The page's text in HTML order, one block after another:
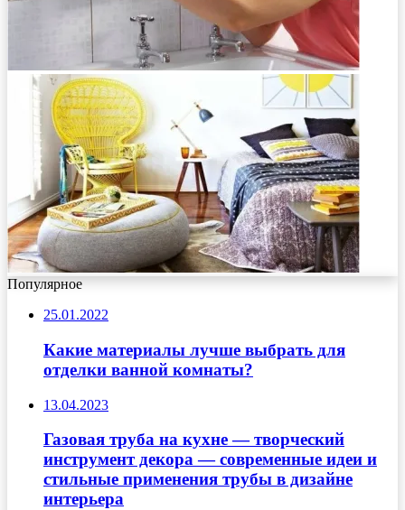
Популярное
25.01.2022
Какие материалы лучше выбрать для
отделки ванной комнаты?
13.04.2023
Газовая труба на кухне — творческий
инструмент декора — современные идеи и
стильные применения трубы в дизайне
интерьера